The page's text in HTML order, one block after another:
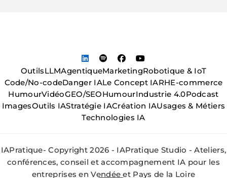
OutilsLLMAgentiqueMarketingRobotique & IoT
Code/No-codeDanger IALe Concept IARHE-commerce
HumourVidéoGEO/SEOHumourIndustrie 4.0Podcast
ImagesOutils IAStratégie IACréation IAUsages & Métiers
Technologies IA
IAPratique- Copyright 2026 - IAPratique Studio - Ateliers,
conférences, conseil et accompagnement IA pour les
entreprises en Vendée et Pays de la Loire